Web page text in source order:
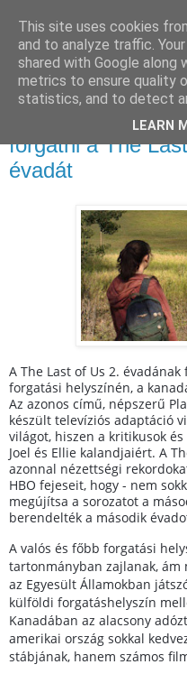
2023. március 31.,
A kanadai
forgatni a The
évadát
A The Last of Us 2.
forgatási helyszínén, a
Az azonos című, népszerű
készült televíziós adaptáció
világot, hiszen a kritikusok
Joel és Ellie kalandjaiért. A
azonnal nézettségi
HBO fejeseit, hogy - nem
megújítsa a sorozatot a
berendelték a második
A valós és főbb forgatási
tartonmányban zajlanak, ám
az Egyesült Államokban
külföldi forgatáshelyszín
Kanadában az alacsony
amerikai ország sokkal
stábjának, hanem számos
This site uses cookies
and to analyze traffic.
shared with Google along
metrics to ensure quality
statistics, and to detect
LEARN